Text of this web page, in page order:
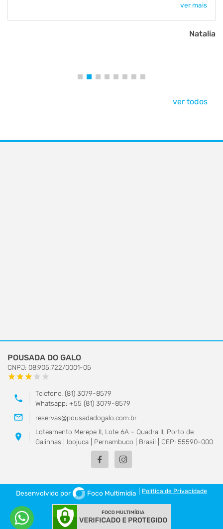
ver mais
Natalia
ver todos
POUSADA DO GALO
CNPJ: 08.905.722/0001-05
starstarstar star star
phone
Telefone: (81) 3079-8579
Whatsapp: +55 (81) 3079-8579
mail_outline reservas@pousadadogalo.com.br
location_on
Loteamento Merepe II, Lote 6A - Quadra II, Porto de
Galinhas | Ipojuca | Pernambuco | Brasil | CEP: 55590-000
Desenvolvido por Foco Multimídia Política de Privacidade